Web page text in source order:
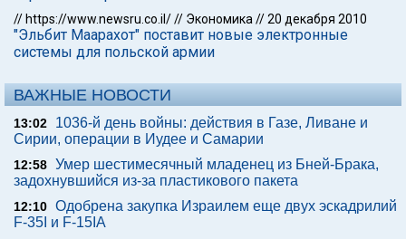
// https://www.newsru.co.il/// Экономика //20 декабря 2010
"Эльбит Маарахот" поставит новые электронные
системы для польской армии
ВАЖНЫЕ НОВОСТИ
13:02
1036-й день войны: действия в Газе, Ливане и
Сирии, операции в Иудее и Самарии
12:58 Умер шестимесячный младенец из Бней-Брака,
задохнувшийся из-за пластикового пакета
12:10 Одобрена закупка Израилем еще двух эскадрилий
F-35I и F-15IA